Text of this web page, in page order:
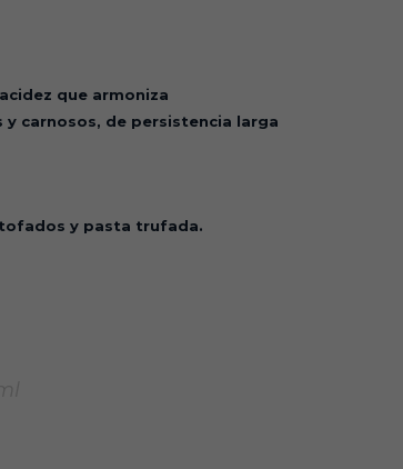
que armoniza
carnosos, de persistencia larga
y pasta trufada.